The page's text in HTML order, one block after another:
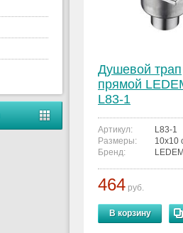
Душевой трап
прямой
L83-1
Артикул:
L83-1
Размеры:
10x10
Бренд:
464 руб.
В корзину